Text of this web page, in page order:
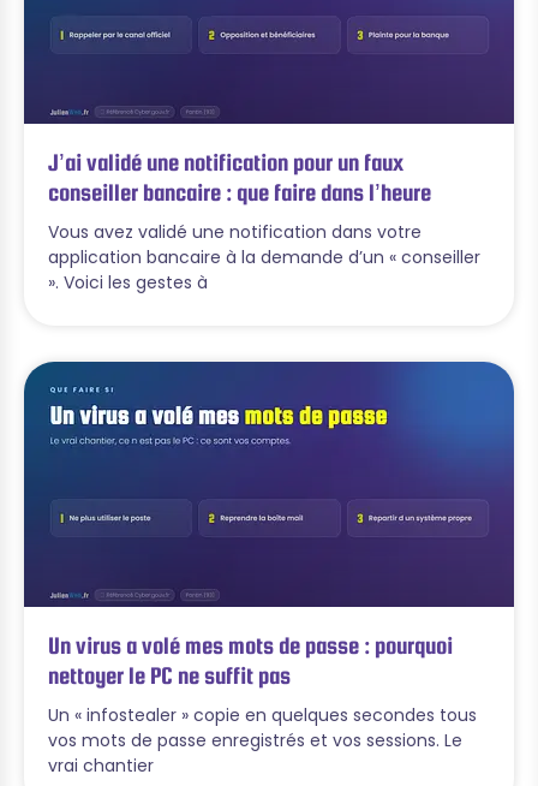
J’ai validé une notification pour un faux
conseiller bancaire : que faire dans l’heure
Vous avez validé une notification dans votre
application bancaire à la demande d’un « conseiller
». Voici les gestes à
Un virus a volé mes mots de passe : pourquoi
nettoyer le PC ne suffit pas
Un « infostealer » copie en quelques secondes tous
vos mots de passe enregistrés et vos sessions. Le
vrai chantier